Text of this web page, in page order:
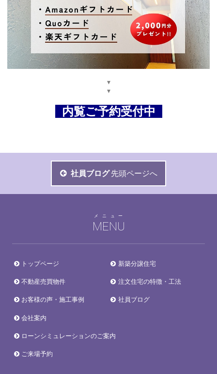
▾
▾
内覧ご予約受付中
社員ブログ 先頭ページへ
MENU
メニュー
トップページ 新築分譲住宅
不動産売買物件 注文住宅の特徴・工法
お客様の声・施工事例 社員ブログ
会社案内
ローンシミュレーションのご案内
ご来場予約